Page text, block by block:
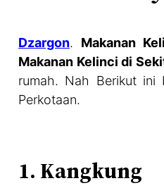
Dzargon. Makanan
Makanan Kelinci di
rumah. Nah Berikut ini
Perkotaan.
1. Kangkung